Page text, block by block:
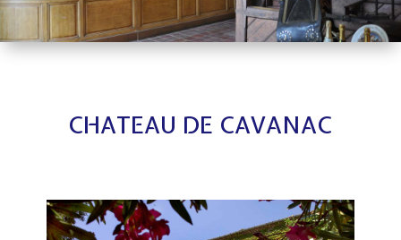
CHATEAU DE CAVANAC